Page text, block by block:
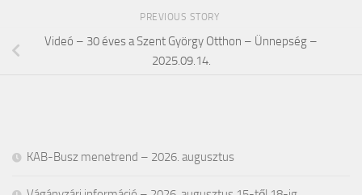
PREVIOUS STORY
Videó – 30 éves a Szent György Otthon – Ünnepség –
2025.09.14.
KAB-Busz menetrend – 2026. augusztus